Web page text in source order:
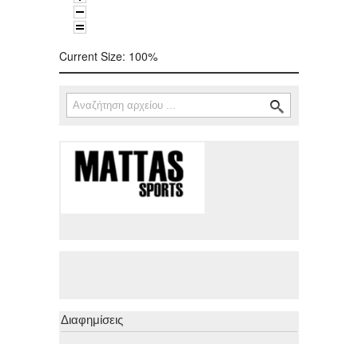
Current Size: 100%
Φόρμα αναζήτησης
Αναζήτηση
Διαφημίσεις